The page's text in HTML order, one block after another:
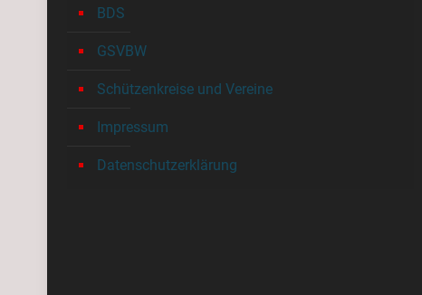
BDS
GSVBW
Schützenkreise und Vereine
Impressum
Datenschutzerklärung